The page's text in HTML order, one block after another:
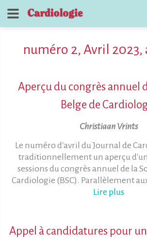
numéro 2, Avril 2023,
Aperçu du congrès annuel
Belge de
Christiaan Vrints
Le numéro d'avril du Journal de
traditionnellement un aperçu
sessions du congrès annuel de la
Cardiologie (BSC). Parallèlement
Lire plus
Appel à candidatures pour
contactez